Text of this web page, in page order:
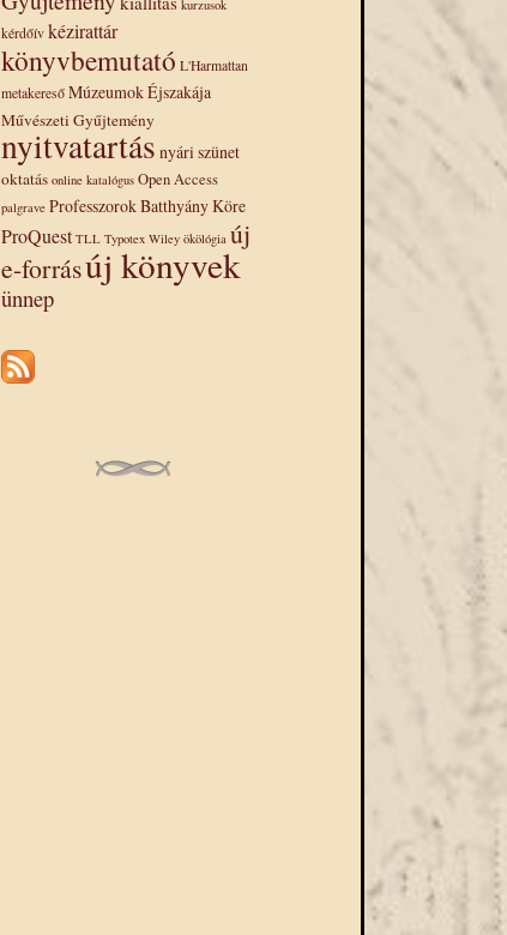
kurzusok
kérdőív kézirattár
könyvbemutató L'Harmattan
metakereső Múzeumok Éjszakája
Művészeti Gyűjtemény
nyitvatartás nyári szünet
oktatás online katalógus Open Access
palgrave Professzorok Batthyány Köre
ProQuest TLL Typotex Wiley ökölógia új
e-forrásúj könyvek
ünnep